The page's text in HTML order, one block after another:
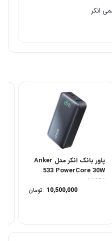
: نشانگر شارژ به درصد
پاور بانک انکر مدل Anker
533 PowerCore 30W
A1256
10,500,000 تومان